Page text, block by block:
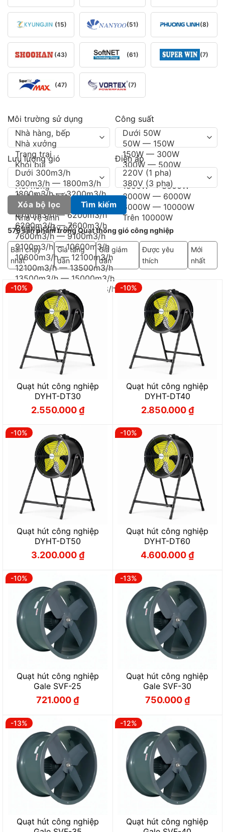
(15) (51) (8)
(43) (61) (7)
(47) (7)
Môi trường sử dụng Công suất
Lưu lượng gió Điện áp
Xóa bộ lọc Tìm kiếm
576 sản phẩm trong Quạt thông gió công nghiệp
Bán chạy
nhất
Giá tăng
dần
Giá giảm
dần
Được yêu
thích
Mới
nhất
-10%
Quạt hút công nghiệp
DYHT-DT30
Giá
2.550.000₫
Giá
2.550.000 ₫.
-10%
Quạt hút công nghiệp
DYHT-DT40
Giá
2.850.000₫
Giá
2.850.000 ₫.
-10%
Quạt hút công nghiệp
DYHT-DT50
Giá
3.200.000₫
Giá
3.200.000 ₫.
-10%
Quạt hút công nghiệp
DYHT-DT60
Giá
4.600.000₫
Giá
4.600.000 ₫.
-10%
Quạt hút công nghiệp
Gale SVF-25
Giá
721.000₫
Giá
721.000 ₫.
-13%
Quạt hút công nghiệp
Gale SVF-30
Giá
750.000₫
Giá
750.000 ₫.
-13%
Quạt hút công nghiệp
-12%
Quạt hút công nghiệp